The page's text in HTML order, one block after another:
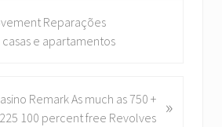
Reparações
e apartamentos
Remark As much as 750 +
225 100 percent free Revolves
»